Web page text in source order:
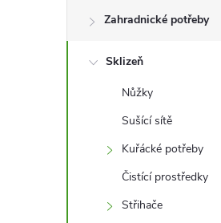
Zahradnické potřeby
Sklizeň
Nůžky
Sušící sítě
Kuřácké potřeby
Čistící prostředky
Střihače